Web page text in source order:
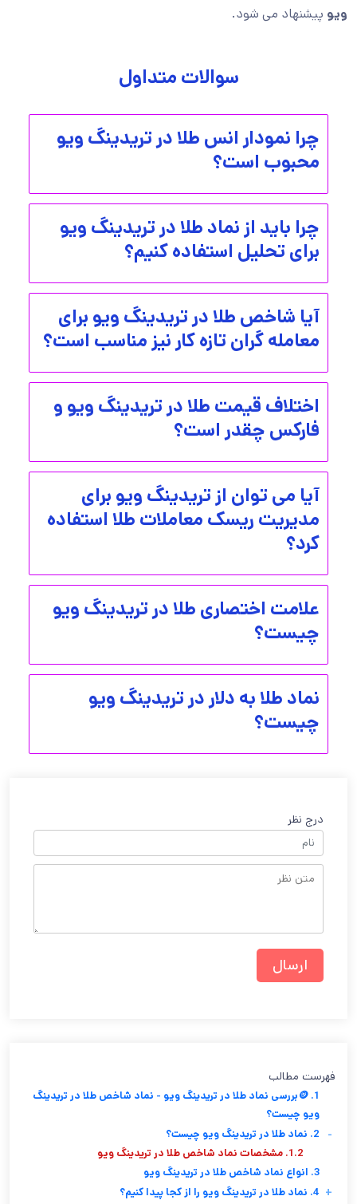
ویو پیشنهاد می شود.
سوالات متداول
چرا نمودار انس طلا در تریدینگ ویو
محبوب است؟
چرا باید از نماد طلا در تریدینگ ویو
برای تحلیل استفاده کنیم؟
آیا شاخص طلا در تریدینگ ویو برای
معامله گران تازه کار نیز مناسب است؟
اختلاف قیمت طلا در تریدینگ ویو و
فارکس چقدر است؟
آیا می توان از تریدینگ ویو برای
مدیریت ریسک معاملات طلا استفاده
کرد؟
علامت اختصاری طلا در تریدینگ ویو
چیست؟
نماد طلا به دلار در تریدینگ ویو
چیست؟
درج نظر
فهرست مطالب
1. 🪙بررسی نماد طلا در تریدینگ ویو - نماد شاخص طلا در تریدینگ
ویو چیست؟
2. نماد طلا در تریدینگ ویو چیست؟
-
1.2. مشخصات نماد شاخص طلا در تریدینگ ویو
3. انواع نماد شاخص طلا در تریدینگ ویو
4. نماد طلا در تریدینگ ویو را از کجا پیدا کنیم؟ +